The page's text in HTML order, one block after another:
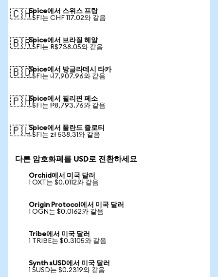
🇨🇭Spice에서 스위스 프랑
1 SFI는 CHF 117.02와 같음
🇧🇷Spice에서 브라질 헤알
1 SFI는 R$738.05와 같음
🇧🇩Spice에서 방글라데시 타카
1 SFI는 ৳17,907.96와 같음
🇵🇭Spice에서 필리핀 페소
1 SFI는 ₱8,793.76와 같음
🇵🇱Spice에서 폴란드 즐로티
1 SFI는 zł 538.31와 같음
다른 암호화폐를 USD로 전환하세요
Orchid에서 미국 달러
1 OXT는 $0.0112와 같음
Origin Protocol에서 미국 달러
1 OGN는 $0.0162와 같음
Tribe에서 미국 달러
1 TRIBE는 $0.3105와 같음
Synth sUSD에서 미국 달러
1 SUSD는 $0.2319와 같음